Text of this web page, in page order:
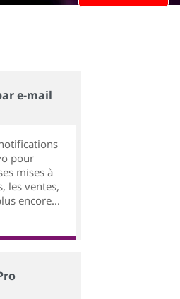
e-mail
pour
mises à
les ventes,
encore...